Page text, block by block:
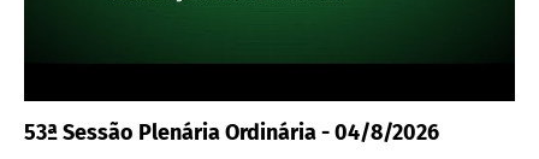
53ª Sessão Plenária Ordinária - 04/8/2026